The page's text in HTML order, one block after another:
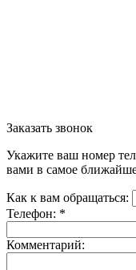
Заказать звонок
Укажите ваш номер
вами в самое
Как к вам обращаться:
Телефон: *
Комментарий: